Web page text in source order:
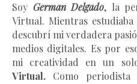
Soy German Delgado, la
Virtual. Mientras
descubrí mi verdadera
medios digitales. Es por
mi creatividad en un
Virtual. Como periodista